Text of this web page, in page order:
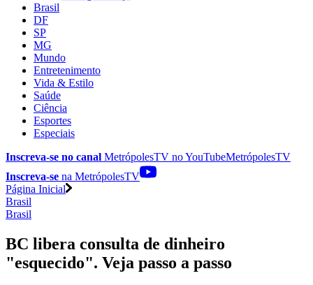
Brasil
DF
SP
MG
Mundo
Entretenimento
Vida & Estilo
Saúde
Ciência
Esportes
Especiais
Inscreva-se no canal MetrópolesTV noYouTubeMetrópolesTV
Inscreva-se na MetrópolesTV
Página Inicial
Brasil
Brasil
BC libera consulta de dinheiro
"esquecido". Veja passo a passo